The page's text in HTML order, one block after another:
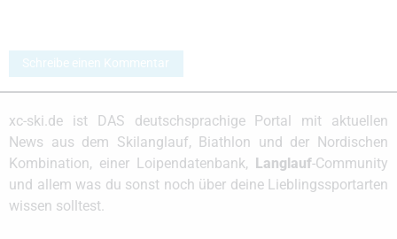
Schreibe einen Kommentar
xc-ski.de ist DAS deutschsprachige Portal mit aktuellen
News aus dem Skilanglauf, Biathlon und der Nordischen
Kombination, einer Loipendatenbank,
Langlauf-Community
und allem was du sonst noch über deine Lieblingssportarten
wissen solltest.